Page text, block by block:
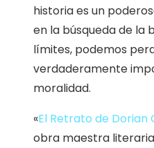
historia es un
en la búsqueda de la
límites, podemos
verdaderamente
moralidad.
«El Retrato de Dorian
obra maestra